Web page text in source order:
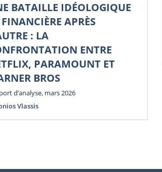
BATAILLE IDÉOLOGIQUE
FINANCIÈRE APRÈS
: LA
ENTRE
PARAMOUNT ET
BROS
d’analyse, mars 2026
Vlassis